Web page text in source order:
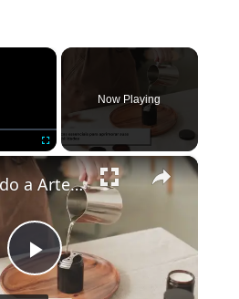
×
Fullscreen
Now Playing
×
Play
Dominando a Arte da Fabricação de Velas: Técnicas e Dicas Essenciais